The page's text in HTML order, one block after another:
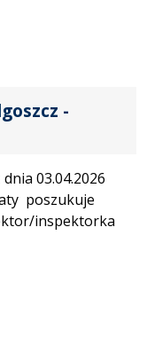
-
03.04.2026
poszukuje
inspektorka